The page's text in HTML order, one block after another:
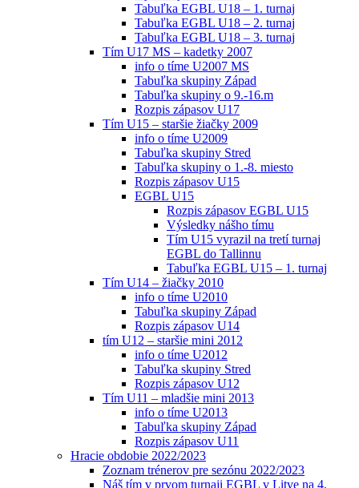
Tabuľka EGBL U18 – 1. turnaj
Tabuľka EGBL U18 – 2. turnaj
Tabuľka EGBL U18 – 3. turnaj
Tím U17 MS – kadetky 2007
info o tíme U2007 MS
Tabuľka skupiny Západ
Tabuľka skupiny o 9.-16.m
Rozpis zápasov U17
Tím U15 – staršie žiačky 2009
info o tíme U2009
Tabuľka skupiny Stred
Tabuľka skupiny o 1.-8. miesto
Rozpis zápasov U15
EGBL U15
Rozpis zápasov EGBL U15
Výsledky nášho tímu
Tím U15 vyrazil na tretí turnaj
EGBL do Tallinnu
Tabuľka EGBL U15 – 1. turnaj
Tím U14 – žiačky 2010
info o tíme U2010
Tabuľka skupiny Západ
Rozpis zápasov U14
tím U12 – staršie mini 2012
info o tíme U2012
Tabuľka skupiny Stred
Rozpis zápasov U12
Tím U11 – mladšie mini 2013
info o tíme U2013
Tabuľka skupiny Západ
Rozpis zápasov U11
Hracie obdobie 2022/2023
Zoznam trénerov pre sezónu 2022/2023
Náš tím v prvom turnaji EGBL v Litve na 4.